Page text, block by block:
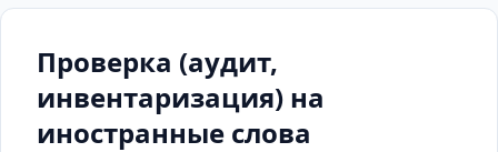
Проверка (аудит,
инвентаризация) на
иностранные слова